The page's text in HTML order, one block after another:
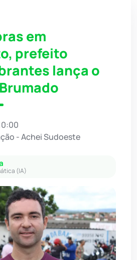
em
prefeito
lança o
- Achei Sudoeste
(IA)